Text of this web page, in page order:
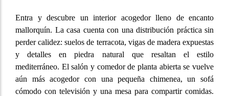
Entra y descubre un interior acogedor lleno de encanto
mallorquín. La casa cuenta con una distribución práctica sin
perder calidez: suelos de terracota, vigas de madera expuestas
y detalles en piedra natural que resaltan el estilo
mediterráneo. El salón y comedor de planta abierta se vuelve
aún más acogedor con una pequeña chimenea, un sofá
cómodo con televisión y una mesa para compartir comidas.